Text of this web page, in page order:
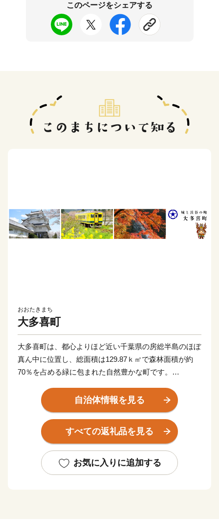
このページをシェアする
おおたきまち
大多喜町
大多喜町は、都心よりほど近い千葉県の房総半島のほぼ
真ん中に位置し、総面積は129.87ｋ㎡で森林面積が約
70％を占める緑に包まれた自然豊かな町です。
四季折々に様々な表情があり、春には桜、菜の花が咲
き、初夏には新緑が輝き、アジサイも楽しめます。
さらに秋には、鮮やかな紅葉が山々を彩ります。この紅
自治体情報を見る
すべての返礼品を見る
お気に入りに追加する